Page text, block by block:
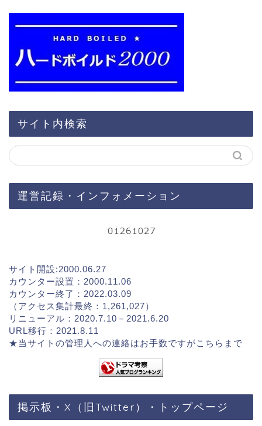
サイト内検索
運営記録・インフォメーション
サイト開設:2000.06.27
カウンター設置：2000.11.06
カウンター終了：2022.03.09
（アクセス集計最終：1,261,027）
リニューアル：2020.7.10－2021.6.20
URL移行：2021.8.11
★当サイトの管理人への連絡はお手数ですがこちらまで
掲示板・X（旧Twitter）・トップページ